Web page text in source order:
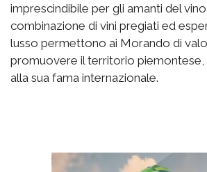
imprescindibile per gli amanti del
combinazione di vini pregiati ed
lusso permettono ai Morando di
promuovere il territorio
alla sua fama internazionale.